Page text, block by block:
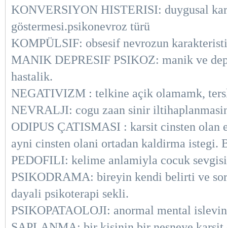
KONVERSIYON HISTERISI: duygusal
göstermesi.psikonevroz türü
KOMPÜLSIF: obsesif nevrozun
MANIK DEPRESIF PSIKOZ: manik ve
hastalik.
NEGATIVIZM : telkine açik olamamk,
NEVRALJI: cogu zaan sinir
ODIPUS ÇATISMASI : karsit cinsten olan
ayni cinsten olani ortadan kaldirma istegi.
PEDOFILI: kelime anlamiyla cocuk
PSIKODRAMA: bireyin kendi belirti ve
dayali psikoterapi sekli.
PSIKOPATAOLOJI: anormal mental